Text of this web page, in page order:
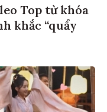
Top từ khóa
khắc “quẩy